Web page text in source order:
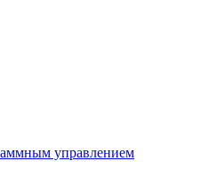
управлением